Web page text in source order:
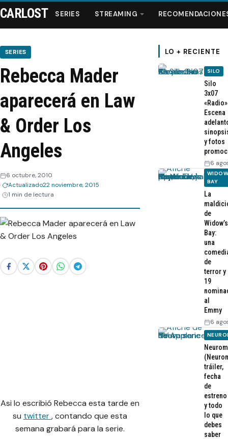
Series
Streaming
Recomendaciones
Videos
Webisodios
CARLOST SERIES STREAMING
SERIES
Rebecca Mader
aparecerá en Law
& Order Los
Angeles
6 octubre, 2010
Actualizado22 noviembre, 2015
1 min de lectura
Asi lo escribió Rebecca esta tarde en
su twitter, contando que esta
semana grabará para la serie.
LO + RECIENTE
SILO
Silo
3x07
Escena
y fotos
6
BAY
La
de
Widow’s
Bay:
una
de
terror y
19
al
Emmy
6
tráiler,
fecha
de
estreno
y todo
lo que
debes
saber